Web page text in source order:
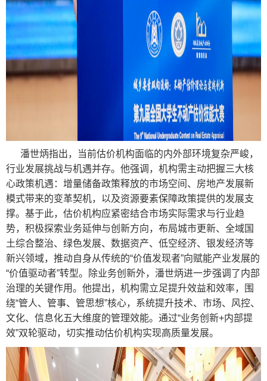
潘世炳指出，当前估价机构面临的内外部环境复杂严峻，
行业发展挑战与机遇并存。他强调，机构需主动把握三大核
心政策机遇：增量储备政策释放的市场空间、房地产发展新
模式带来的变革契机，以及资源要素保障政策提供的发展支
撑。基于此，估价机构应紧密结合市场实际需求与行业趋
势，积极探索业务延伸与创新方向，布局城市更新、全域国
土综合整治、绿色发展、数据资产、低空经济、银发经济等
新兴领域，推动自身从传统的“价值发现者”向赋能产业发展的
“价值驱动者”转型。除业务创新外，潘世炳进一步强调了内部
治理的关键作用。他提出，机构需立足提升效益和效率，围
绕“管人、管事、管思想”核心，系统提升技术、市场、风控、
文化、信息化五大维度的管理效能。通过“业务创新+内部提
效”双轮驱动，切实推动估价机构实现高质量发展。